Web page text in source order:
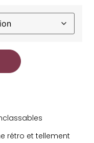
rétro et tellement